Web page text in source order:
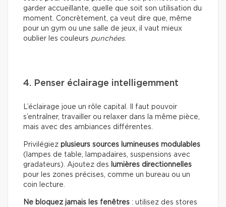
garder accueillante, quelle que soit son utilisation du
moment. Concrètement, ça veut dire que, même
pour un gym ou une salle de jeux, il vaut mieux
oublier les couleurs punchées.
4. Penser éclairage intelligemment
L’éclairage joue un rôle capital. Il faut pouvoir
s’entraîner, travailler ou relaxer dans la même pièce,
mais avec des ambiances différentes.
Privilégiez plusieurs sources lumineuses modulables
(lampes de table, lampadaires, suspensions avec
gradateurs). Ajoutez des lumières directionnelles
pour les zones précises, comme un bureau ou un
coin lecture.
Ne bloquez jamais les fenêtres : utilisez des stores